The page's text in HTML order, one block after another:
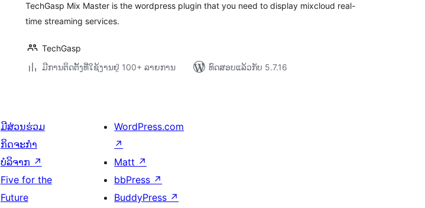
TechGasp Mix Master is the wordpress plugin that you need to display mixcloud real-
time streaming services.
TechGasp
ມີການຕິດຕັ້ງທີ່ໃຊ້ງານຢູ່ 100+ ລາຍການ
ທົດສອບແລ້ວກັບ 5.7.16
ມີສ່ວນຮ່ວມ
ກິດຈະກຳ
ບໍລິຈາກ ↗
Five for the
Future
WordPress.com
↗
Matt ↗
bbPress ↗
BuddyPress ↗